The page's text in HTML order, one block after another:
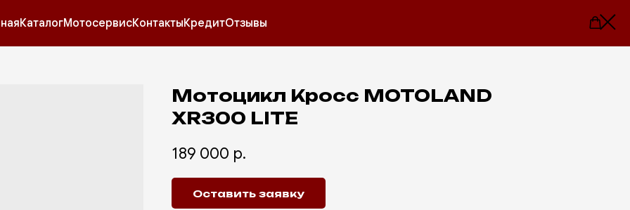
Мотоцикл Кросс MOTOLAND
XR300 LITE
189 000 р.
Оставить заявку
КаталогМотосервисКонтактыКредитОтзывы